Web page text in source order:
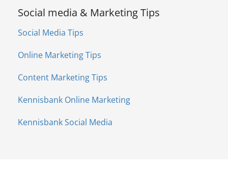
Social media & Marketing Tips
Social Media Tips
Online Marketing Tips
Content Marketing Tips
Kennisbank Online Marketing
Kennisbank Social Media